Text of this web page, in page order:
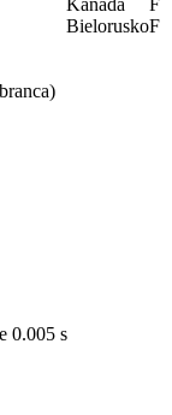
Kanada
F
BieloruskoF
0.005 s